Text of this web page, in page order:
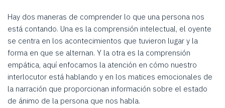
Hay dos maneras de comprender lo que una persona nos
está contando. Una es la comprensión intelectual, el oyente
se centra en los acontecimientos que tuvieron lugar y la
forma en que se alternan. Y la otra es la comprensión
empática, aquí enfocamos la atención en cómo nuestro
interlocutor está hablando y en los matices emocionales de
la narración que proporcionan información sobre el estado
de ánimo de la persona que nos habla.